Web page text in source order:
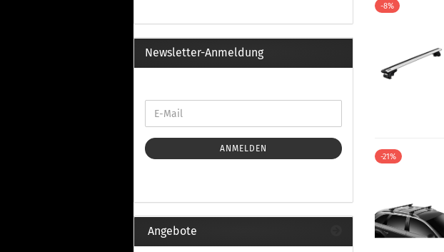
Fußsatz Fahrzeuge mit
Thule Montagekits 60.. für 7106
Fußsatz Fahrzeuge mit
integrierter Reling
Dachskiträger
Thule Ersatzteile
Gepäck und Reisetaschen
-8%
-21%
Newsletter-Anmeldung
ANMELDEN
Angebote